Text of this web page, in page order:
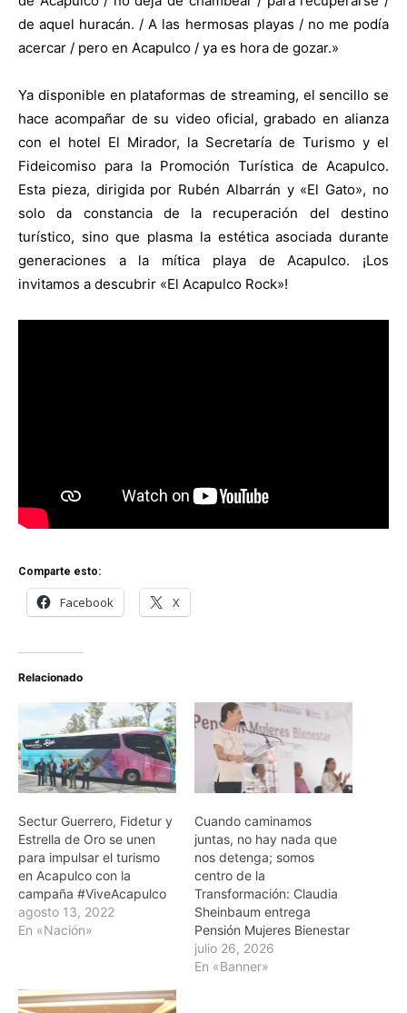
de aquel huracán. / A las hermosas playas / no me podía
acercar / pero en Acapulco / ya es hora de gozar.»
Ya disponible en plataformas de streaming, el sencillo se
hace acompañar de su video oficial, grabado en alianza
con el hotel El Mirador, la Secretaría de Turismo y el
Fideicomiso para la Promoción Turística de Acapulco.
Esta pieza, dirigida por Rubén Albarrán y «El Gato», no
solo da constancia de la recuperación del destino
turístico, sino que plasma la estética asociada durante
generaciones a la mítica playa de Acapulco. ¡Los
invitamos a descubrir «El Acapulco Rock»!
Comparte esto:
Facebook X
Relacionado
Sectur Guerrero, Fidetur y
Estrella de Oro se unen
para impulsar el turismo
en Acapulco con la
campaña #ViveAcapulco
agosto 13, 2022
En «Nación»
Cuando caminamos
juntas, no hay nada que
nos detenga; somos
centro de la
Transformación: Claudia
Sheinbaum entrega
Pensión Mujeres Bienestar
julio 26, 2026
En «Banner»